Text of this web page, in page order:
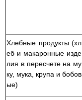
Хлебные продукты (хл
еб и макаронные изде
лия в пересчете на му
ку, мука, крупа и бобов
ые)